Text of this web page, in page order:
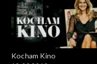
Kocham Kino